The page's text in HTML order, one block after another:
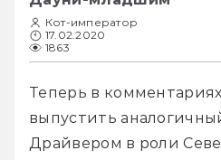
Кот-император
17.02.2020
1863
Теперь в
выпустить
Драйвером в роли